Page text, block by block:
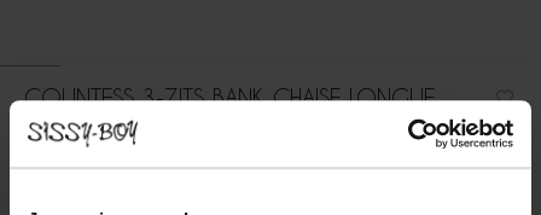
COUNTESS 3-ZITS BANK CHAISE LONGUE
LINKS ROYAL BLUSH